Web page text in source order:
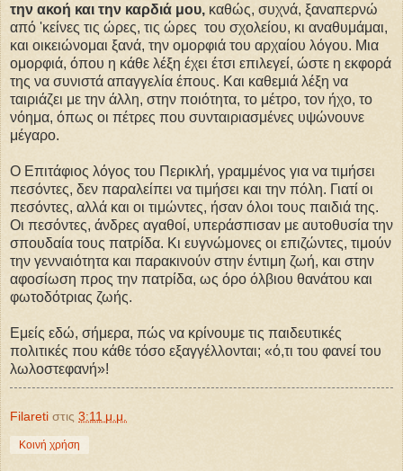
την ακοή και την καρδιά μου, καθώς, συχνά, ξαναπερνώ
από 'κείνες τις ώρες, τις ώρες του σχολείου, κι αναθυμάμαι,
και οικειώνομαι ξανά, την ομορφιά του αρχαίου λόγου. Μια
ομορφιά, όπου η κάθε λέξη έχει έτσι επιλεγεί, ώστε η εκφορά
της να συνιστά απαγγελία έπους. Και καθεμιά λέξη να
ταιριάζει με την άλλη, στην ποιότητα, το μέτρο, τον ήχο, το
νόημα, όπως οι πέτρες που συνταιριασμένες υψώνουνε
μέγαρο.
Ο Επιτάφιος λόγος του Περικλή, γραμμένος για να τιμήσει
πεσόντες, δεν παραλείπει να τιμήσει και την πόλη. Γιατί οι
πεσόντες, αλλά και οι τιμώντες, ήσαν όλοι τους παιδιά της.
Οι πεσόντες, άνδρες αγαθοί, υπεράσπισαν με αυτοθυσία την
σπουδαία τους πατρίδα. Κι ευγνώμονες οι επιζώντες, τιμούν
την γενναιότητα και παρακινούν στην έντιμη ζωή, και στην
αφοσίωση προς την πατρίδα, ως όρο όλβιου θανάτου και
φωτοδότριας ζωής.
Εμείς εδώ, σήμερα, πώς να κρίνουμε τις παιδευτικές
πολιτικές που κάθε τόσο εξαγγέλλονται; «ό,τι του φανεί του
λωλοστεφανή»!
Filareti στις 3:11 μ.μ.
Κοινή χρήση